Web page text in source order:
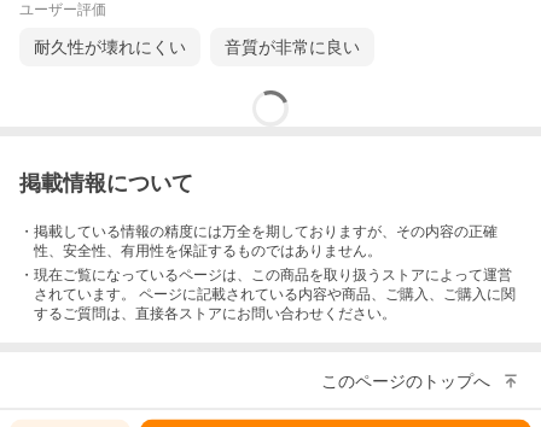
ユーザー評価
耐久性が壊れにくい 音質が非常に良い
掲載情報について
・掲載している情報の精度には万全を期しておりますが、その内容の正確
性、安全性、有用性を保証するものではありません。
・現在ご覧になっているページは、この商品を取り扱うストアによって運営
されています。 ページに記載されている内容や商品、ご購入 、ご購入に関
するご質問は、直接各ストアにお問い合わせください。
このページのトップへ